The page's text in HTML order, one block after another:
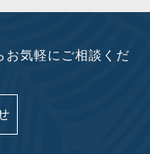
お気軽にご相談くだ